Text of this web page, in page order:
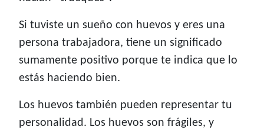
Si tuviste un sueño con huevos y eres una
persona trabajadora, tiene un significado
sumamente positivo porque te indica que lo
estás haciendo bien.
Los huevos también pueden representar tu
personalidad. Los huevos son frágiles, y